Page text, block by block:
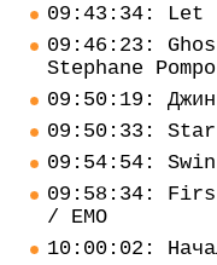
09:43:34: Let
09:46:23:
Stephane
09:50:19:
09:50:33:
09:54:54:
09:58:34:
/ EMO
10:00:02: